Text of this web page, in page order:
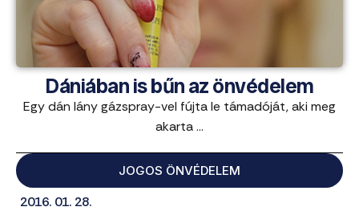
Dániában is bűn az önvédelem
Egy dán lány gázspray-vel fújta le támadóját, aki meg
akarta ...
JOGOS ÖNVÉDELEM
2016. 01. 28.